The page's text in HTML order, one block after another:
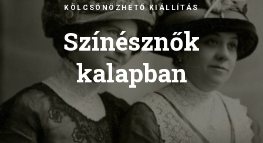
KÖLCSÖNÖZHETŐ KIÁLLÍTÁS
Színésznők
kalapban